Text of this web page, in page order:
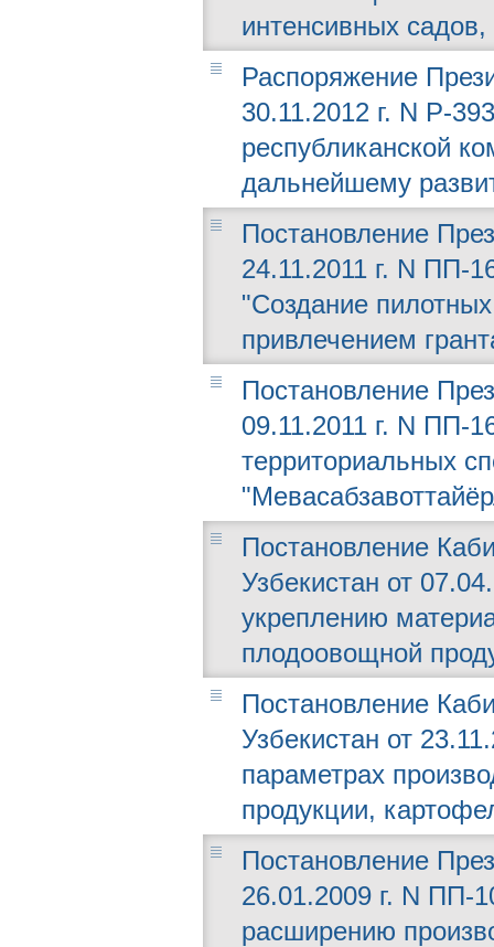
интенсивных
Распоряжение
30.11.2012 г. N Р-
республиканской
дальнейшему
Постановление
24.11.2011 г. N ПП-
"Создание
привлечением
Постановление
09.11.2011 г. N ПП-
территориальных
Постановление
Узбекистан от
укреплению
плодоовощной
Постановление
Узбекистан от
параметрах
продукции,
Постановление
26.01.2009 г. N ПП-
расширению